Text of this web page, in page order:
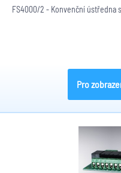
FS4000/2 - Konvenční ústředna
Pro